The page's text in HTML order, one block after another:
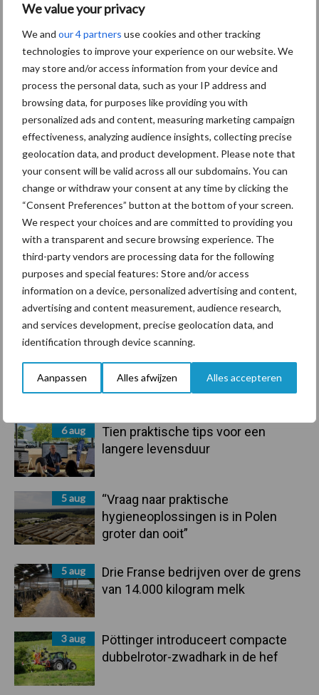
We value your privacy
We and our 4 partners use cookies and other tracking
technologies to improve your experience on our website. We
may store and/or access information from your device and
process the personal data, such as your IP address and
browsing data, for purposes like providing you with
personalized ads and content, measuring marketing campaign
effectiveness, analyzing audience insights, collecting precise
geolocation data, and product development. Please note that
your consent will be valid across all our subdomains. You can
change or withdraw your consent at any time by clicking the
“Consent Preferences” button at the bottom of your screen.
We respect your choices and are committed to providing you
with a transparent and secure browsing experience. The
third-party vendors are processing data for the following
purposes and special features: Store and/or access
information on a device, personalized advertising and content,
advertising and content measurement, audience research,
and services development, precise geolocation data, and
identification through device scanning.
Aanpassen Alles afwijzen Alles accepteren
Primaire
Sidebar
Recent nieuws Partner nieuws
ForFarmers ziet volume en
marktaandeel groeien in krimpende
Nederlandse markt
6 aug
Tien praktische tips voor een
langere levensduur
5 aug
“Vraag naar praktische
hygieneoplossingen is in Polen
groter dan ooit”
5 aug
Drie Franse bedrijven over de grens
van 14.000 kilogram melk
3 aug
Pöttinger introduceert compacte
dubbelrotor-zwadhark in de hef
Themapagina's
Diergezondheid Bemesting Fokkerij
Bedrijfsnieuws
Ligbox &
Voerhekken
Toon meer